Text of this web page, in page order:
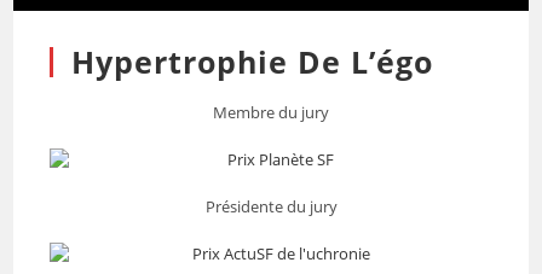
Hypertrophie De L’égo
Membre du jury
Présidente du jury